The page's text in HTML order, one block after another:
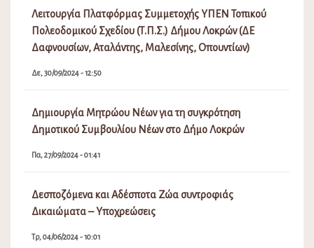
Λειτουργία Πλατφόρμας Συμμετοχής ΥΠΕΝ Τοπικού
Πολεοδομικού Σχεδίου (Τ.Π.Σ.) Δήμου Λοκρών (ΔΕ
Δαφνουσίων, Αταλάντης, Μαλεσίνης, Οπουντίων)
Δε, 30/09/2024 - 12:50
Δημιουργία Μητρώου Νέων για τη συγκρότηση
Δημοτικού Συμβουλίου Νέων στο Δήμο Λοκρών
Πα, 27/09/2024 - 01:41
Δεσποζόμενα και Αδέσποτα Ζώα συντροφιάς
Δικαιώματα – Υποχρεώσεις
Τρ, 04/06/2024 - 10:01